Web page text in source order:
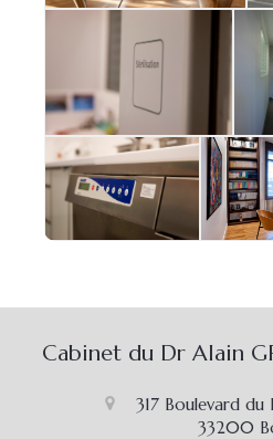
Cabinet du Dr Alain
317 Boulevard du
33200